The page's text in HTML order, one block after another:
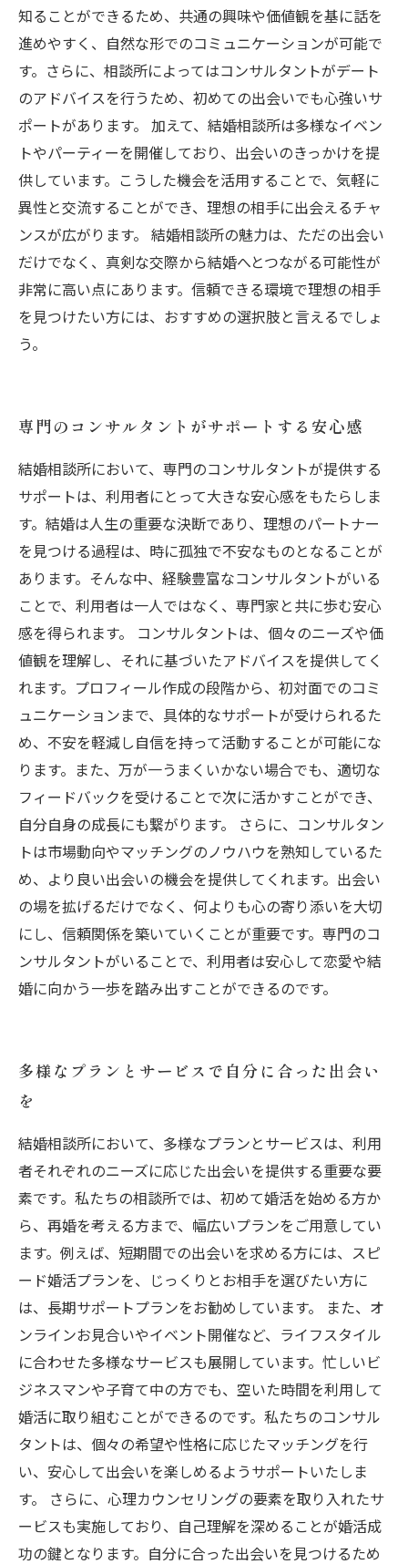
知ることができるため、共通の興味や価値観を基に話を
進めやすく、自然な形でのコミュニケーションが可能で
す。さらに、相談所によってはコンサルタントがデート
のアドバイスを行うため、初めての出会いでも心強いサ
ポートがあります。 加えて、結婚相談所は多様なイベン
トやパーティーを開催しており、出会いのきっかけを提
供しています。こうした機会を活用することで、気軽に
異性と交流することができ、理想の相手に出会えるチャ
ンスが広がります。 結婚相談所の魅力は、ただの出会い
だけでなく、真剣な交際から結婚へとつながる可能性が
非常に高い点にあります。信頼できる環境で理想の相手
を見つけたい方には、おすすめの選択肢と言えるでしょ
う。
専門のコンサルタントがサポートする安心感
結婚相談所において、専門のコンサルタントが提供する
サポートは、利用者にとって大きな安心感をもたらしま
す。結婚は人生の重要な決断であり、理想のパートナー
を見つける過程は、時に孤独で不安なものとなることが
あります。そんな中、経験豊富なコンサルタントがいる
ことで、利用者は一人ではなく、専門家と共に歩む安心
感を得られます。 コンサルタントは、個々のニーズや価
値観を理解し、それに基づいたアドバイスを提供してく
れます。プロフィール作成の段階から、初対面でのコミ
ュニケーションまで、具体的なサポートが受けられるた
め、不安を軽減し自信を持って活動することが可能にな
ります。また、万が一うまくいかない場合でも、適切な
フィードバックを受けることで次に活かすことができ、
自分自身の成長にも繋がります。 さらに、コンサルタン
トは市場動向やマッチングのノウハウを熟知しているた
め、より良い出会いの機会を提供してくれます。出会い
の場を拡げるだけでなく、何よりも心の寄り添いを大切
にし、信頼関係を築いていくことが重要です。専門のコ
ンサルタントがいることで、利用者は安心して恋愛や結
婚に向かう一歩を踏み出すことができるのです。
多様なプランとサービスで自分に合った出会い
を
結婚相談所において、多様なプランとサービスは、利用
者それぞれのニーズに応じた出会いを提供する重要な要
素です。私たちの相談所では、初めて婚活を始める方か
ら、再婚を考える方まで、幅広いプランをご用意してい
ます。例えば、短期間での出会いを求める方には、スピ
ード婚活プランを、じっくりとお相手を選びたい方に
は、長期サポートプランをお勧めしています。 また、オ
ンラインお見合いやイベント開催など、ライフスタイル
に合わせた多様なサービスも展開しています。忙しいビ
ジネスマンや子育て中の方でも、空いた時間を利用して
婚活に取り組むことができるのです。私たちのコンサル
タントは、個々の希望や性格に応じたマッチングを行
い、安心して出会いを楽しめるようサポートいたしま
す。 さらに、心理カウンセリングの要素を取り入れたサ
ービスも実施しており、自己理解を深めることが婚活成
功の鍵となります。自分に合った出会いを見つけるため